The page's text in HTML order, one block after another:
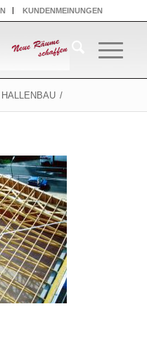
KUNDENMEINUNGEN
/